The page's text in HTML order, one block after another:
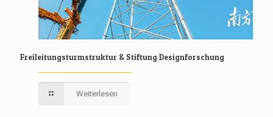
Freileitungsturmstruktur & Stiftung Designforschung
Weiterlesen